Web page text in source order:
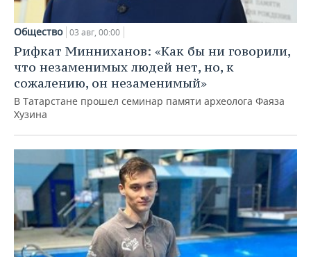
Общество 03 авг, 00:00
Рифкат Минниханов: «Как бы ни говорили,
что незаменимых людей нет, но, к
сожалению, он незаменимый»
В Татарстане прошел семинар памяти археолога Фаяза
Хузина